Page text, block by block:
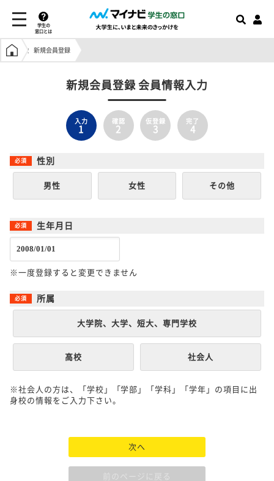
学生の
窓口とは
学生の窓口トップ
新規会員登録
新規会員登録 会員情報入力
入力
1
確認
2
仮登録
3
完了
4
性別
男性 女性 その他
生年月日
※一度登録すると変更できません
所属
大学院、大学、短大、専門学校
高校 社会人
※社会人の方は、「学校」「学部」「学科」「学年」の項目に出
身校の情報をご入力下さい。
次へ
前のページに戻る